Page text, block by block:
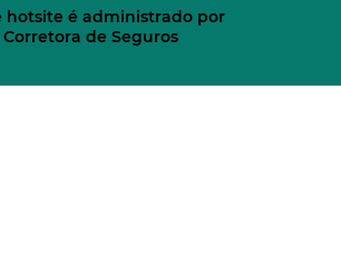
hotsite é administrado por
de Seguros